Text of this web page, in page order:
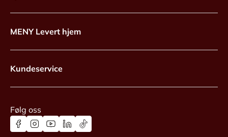
MENY Levert hjem
Kundeservice
Følg oss